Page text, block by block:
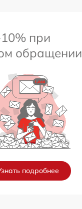
при
обращении
подробнее